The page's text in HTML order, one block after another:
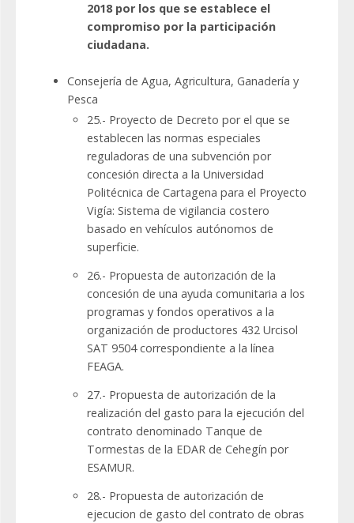
2018 por los que se establece el
compromiso por la participación
ciudadana.
Consejería de Agua, Agricultura, Ganadería y
Pesca
25.- Proyecto de Decreto por el que se
establecen las normas especiales
reguladoras de una subvención por
concesión directa a la Universidad
Politécnica de Cartagena para el Proyecto
Vigía: Sistema de vigilancia costero
basado en vehículos autónomos de
superficie.
26.- Propuesta de autorización de la
concesión de una ayuda comunitaria a los
programas y fondos operativos a la
organización de productores 432 Urcisol
SAT 9504 correspondiente a la línea
FEAGA.
27.- Propuesta de autorización de la
realización del gasto para la ejecución del
contrato denominado Tanque de
Tormestas de la EDAR de Cehegín por
ESAMUR.
28.- Propuesta de autorización de
ejecucion de gasto del contrato de obras